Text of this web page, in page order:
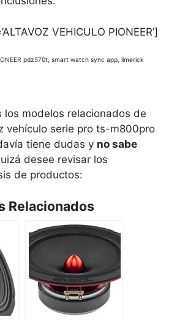
VEHICULO PIONEER’]
pdz570t, smart watch sync app, limerick
los modelos relacionados de
vehículo serie pro ts-m800pro
tiene dudas y no sabe
desee revisar los
de productos:
Relacionados